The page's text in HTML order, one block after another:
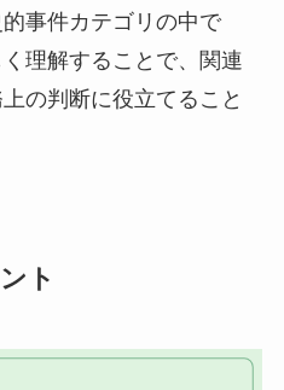
事件カテゴリの中で
理解することで、関連
の判断に役立てること
ト